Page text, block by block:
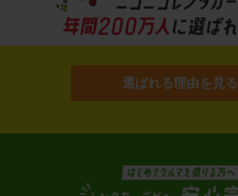
選ばれる理由を見る